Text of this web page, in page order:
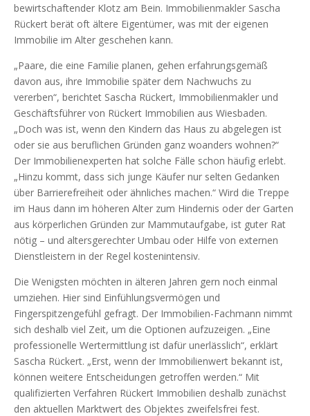
bewirtschaftender Klotz am Bein. Immobilienmakler Sascha
Rückert berät oft ältere Eigentümer, was mit der eigenen
Immobilie im Alter geschehen kann.
„Paare, die eine Familie planen, gehen erfahrungsgemäß
davon aus, ihre Immobilie später dem Nachwuchs zu
vererben“, berichtet Sascha Rückert, Immobilienmakler und
Geschäftsführer von Rückert Immobilien aus Wiesbaden.
„Doch was ist, wenn den Kindern das Haus zu abgelegen ist
oder sie aus beruflichen Gründen ganz woanders wohnen?“
Der Immobilienexperten hat solche Fälle schon häufig erlebt.
„Hinzu kommt, dass sich junge Käufer nur selten Gedanken
über Barrierefreiheit oder ähnliches machen.“ Wird die Treppe
im Haus dann im höheren Alter zum Hindernis oder der Garten
aus körperlichen Gründen zur Mammutaufgabe, ist guter Rat
nötig – und altersgerechter Umbau oder Hilfe von externen
Dienstleistern in der Regel kostenintensiv.
Die Wenigsten möchten in älteren Jahren gern noch einmal
umziehen. Hier sind Einfühlungsvermögen und
Fingerspitzengefühl gefragt. Der Immobilien-Fachmann nimmt
sich deshalb viel Zeit, um die Optionen aufzuzeigen. „Eine
professionelle Wertermittlung ist dafür unerlässlich“, erklärt
Sascha Rückert. „Erst, wenn der Immobilienwert bekannt ist,
können weitere Entscheidungen getroffen werden.“ Mit
qualifizierten Verfahren Rückert Immobilien deshalb zunächst
den aktuellen Marktwert des Objektes zweifelsfrei fest.